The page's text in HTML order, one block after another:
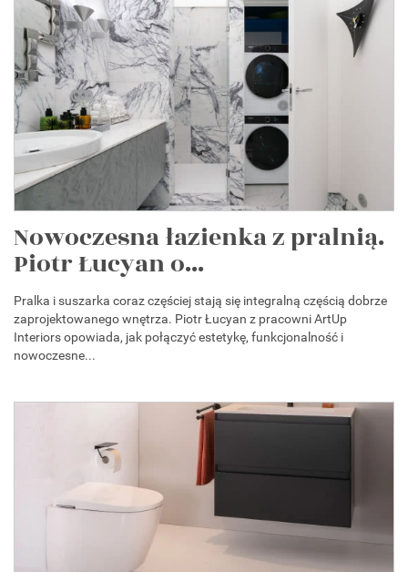
Nowoczesna łazienka z pralnią.
Piotr Łucyan o...
Pralka i suszarka coraz częściej stają się integralną częścią dobrze
zaprojektowanego wnętrza. Piotr Łucyan z pracowni ArtUp
Interiors opowiada, jak połączyć estetykę, funkcjonalność i
nowoczesne...